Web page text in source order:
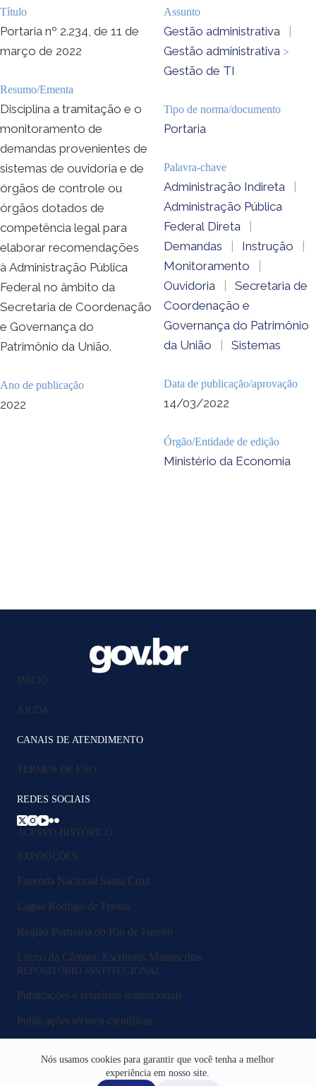
Nós usamos cookies para garantir que você tenha a melhor
experiência em nosso site.
Título
Portaria nº 2.234, de 11 de
março de 2022
Resumo/Ementa
Disciplina a tramitação e o
monitoramento de
demandas provenientes de
sistemas de ouvidoria e de
órgãos de controle ou
órgãos dotados de
competência legal para
elaborar recomendações
à Administração Pública
Federal no âmbito da
Secretaria de Coordenação
e Governança do
Patrimônio da União.
Ano de publicação
2022
Assunto
Gestão administrativa
|
Gestão administrativa >
Gestão de TI
Tipo de norma/documento
Portaria
Palavra-chave
Administração Indireta
|
Administração Pública
Federal Direta
|
Demandas
| Instrução
|
Monitoramento
|
Ouvidoria
|
Secretaria de
Coordenação e
Governança do Patrimônio
da União
| Sistemas
Data de publicação/aprovação
14/03/2022
Órgão/Entidade de edição
Ministério da Economia
INÍCIO
AJUDA
CANAIS DE ATENDIMENTO
TERMOS DE USO
REDES SOCIAIS
ACERVO HISTÓRICO
EXPOSIÇÕES
Fazenda Nacional Santa Cruz
Lagoa Rodrigo de Freitas
Região Portuária do Rio de Janeiro
Livros da Câmara: Escrituras Manuscritas
REPOSITÓRIO INSTITUCIONAL
Publicações e relatórios institucionais
Publicações técnico-científicas
Fluxos e procedimentos